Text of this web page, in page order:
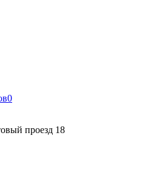
0
проезд 18